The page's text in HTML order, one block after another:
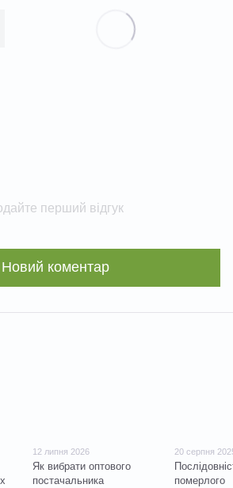
перший відгук
Новий коментар
12 липня 2026
Як вибрати оптового
постачальника
20 серпня
померлого